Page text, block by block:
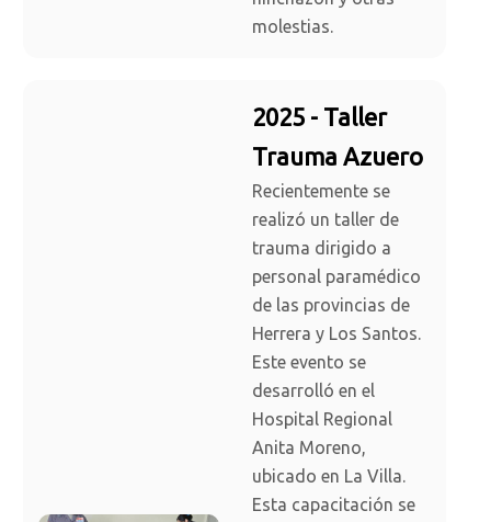
molestias.
2025 - Taller
Trauma Azuero
Recientemente se
realizó un taller de
trauma dirigido a
personal paramédico
de las provincias de
Herrera y Los Santos.
Este evento se
desarrolló en el
Hospital Regional
Anita Moreno,
ubicado en La Villa.
Esta capacitación se